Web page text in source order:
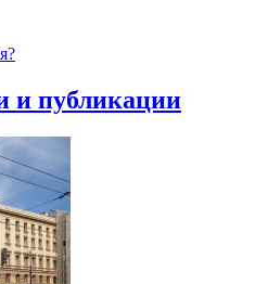
и публикации